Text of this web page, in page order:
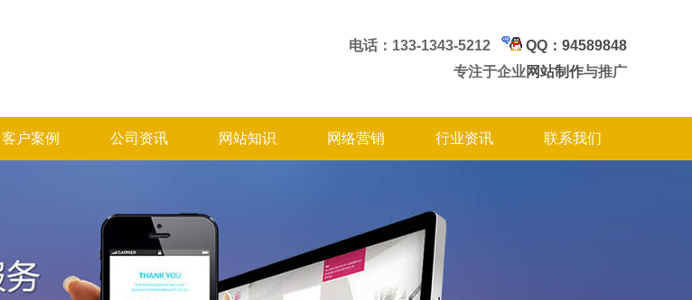
电话：133-1343-5212
QQ：94589848
专注于企业网站制作与推广
客户案例 公司资讯 网站知识 网络营销 行业资讯 联系我们